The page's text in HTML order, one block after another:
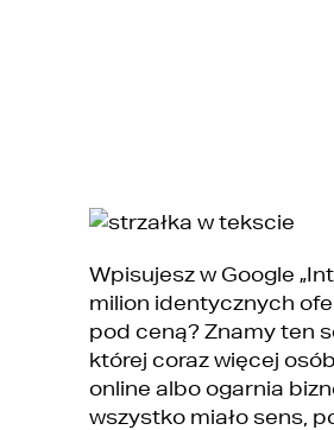
Wpisujesz w Google
milion identycznych
pod ceną? Znamy ten
której coraz więcej
online albo ogarnia
wszystko miało sens,